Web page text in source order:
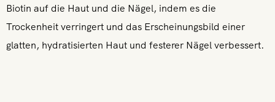
Biotin auf die Haut und die Nägel, indem es die
Trockenheit verringert und das Erscheinungsbild einer
glatten, hydratisierten Haut und festerer Nägel verbessert.